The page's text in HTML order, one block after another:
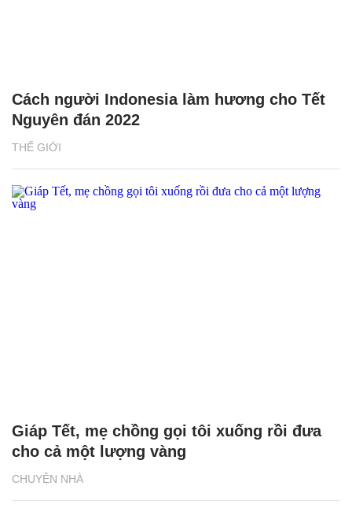
THẾ GIỚI
Cách người Indonesia làm hương cho Tết
Nguyên đán 2022
CHUYỆN NHÀ
Giáp Tết, mẹ chồng gọi tôi xuống rồi đưa
cho cả một lượng vàng